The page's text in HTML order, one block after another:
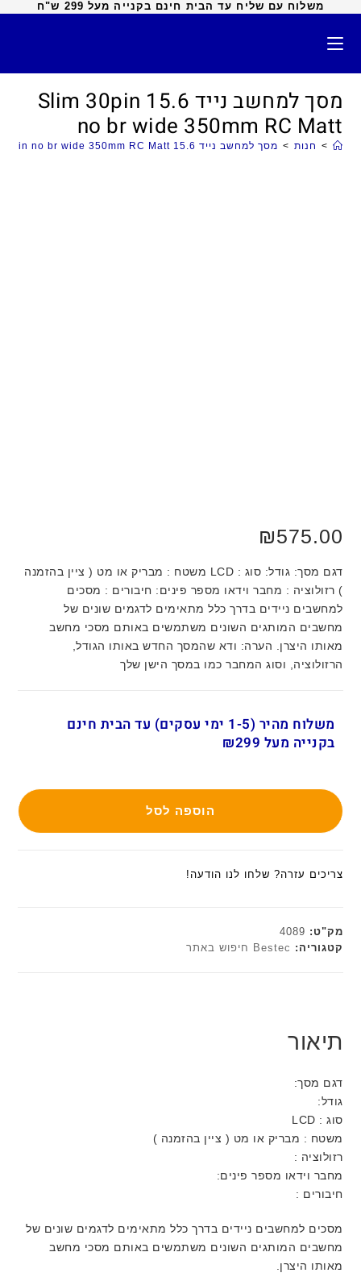
משלוח עם שליח עד הבית חינם בקנייה מעל 299 ש"ח
מסך למחשב נייד 15.6 Slim 30pin
no br wide 350mm RC Matt
> חנות > מסך למחשב נייד 15.6 Slim 30pin no br wide 350mm RC Matt
₪575.00
דגם מסך: גודל: סוג : LCD משטח : מבריק או מט ( ציין בהזמנה
) רזולוציה : מחבר וידאו מספר פינים: חיבורים : מסכים
למחשבים ניידים בדרך כלל מתאימים לדגמים שונים של
מחשבים המותגים השונים משתמשים באותם מסכי מחשב
מאותו היצרן. הערה: ודא שהמסך החדש באותו הגודל,
הרזולוציה, וסוג המחבר כמו במסך הישן שלך
משלוח מהיר (1-5 ימי עסקים) עד הבית חינם
בקנייה מעל ₪299
הוספה לסל
צריכים עזרה? שלחו לנו הודעה!
מק"ט: 4089
קטגוריה: Bestec חיפוש באתר
תיאור
דגם מסך:
גודל:
סוג : LCD
משטח : מבריק או מט ( ציין בהזמנה )
רזולוציה :
מחבר וידאו מספר פינים:
חיבורים :
מסכים למחשבים ניידים בדרך כלל מתאימים לדגמים שונים של
מחשבים המותגים השונים משתמשים באותם מסכי מחשב
מאותו היצרן.